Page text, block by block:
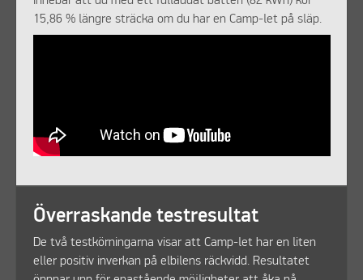
15,86 % längre sträcka om du har en Camp-let på släp.
Överraskande testresultat
De två testkörningarna visar att Camp-let har en liten
eller positiv inverkan på elbilens räckvidd. Resultatet